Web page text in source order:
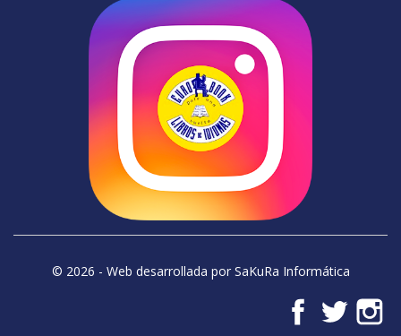
© 2026 - Web desarrollada por SaKuRa Informática